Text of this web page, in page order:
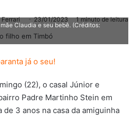
Ferrari 23/01/2023 1 minuto de leitura
Claudia e seu bebê. (Créditos:
(22), o casal Júnior e
Padre Martinho Stein em
de 3 anos na casa da amiguinha